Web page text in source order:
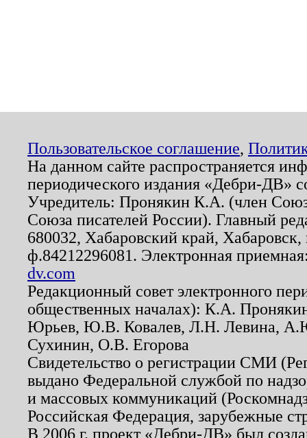
Пользовательское соглашение,
На данном сайте распространяется
периодического издания «Дебри-ДВ»
Учредитель: Пронякин К.А. (член
Союза писателей России). Главный
680032, Хабаровский край,
ф.84212296081. Электронная
dv.com
Редакционный совет электронного
общественных началах): К.А.
Юрьев, Ю.В. Ковалев, Л.Н. Левина,
Сухинин, О.В. Егорова
Свидетельство о регистрации СМИ
выдано Федеральной службой по
и массовых коммуникаций
Российская Федерация, зарубежные
В 2006 г. проект «Дебри-ДВ» был